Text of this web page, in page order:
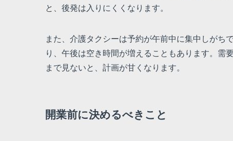
と、後発は入りにくくなります。
また、介護タクシーは予約が午前中に集中しがち
り、午後は空き時間が増えることもあります。需
まで見ないと、計画が甘くなります。
開業前に決めるべきこと